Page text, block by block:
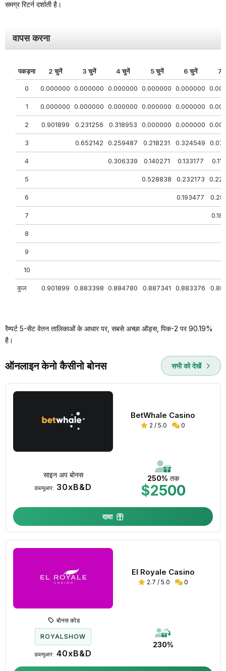
समग्र रिटर्न दर्शाती है।
वापस करना
पकड़ना 2 चुनें 3 चुनें 4 चुनें 5 चुनें 6 चुनें 7
0 0.000000 0.000000 0.000000 0.000000 0.000000
1 0.000000 0.000000 0.000000 0.000000 0.000000
2 0.901899 0.231256 0.318953 0.000000 0.000000
3 0.652142 0.259487 0.218231 0.324549
4 0.306339 0.140271 0.133177
5 0.528838 0.232173
6 0.193477
7
8
9
10
कुल 0.901899 0.883398 0.884780 0.887341 0.883376
रैम्पर्ट 5-सेंट वेतन तालिकाओं के आधार पर, सबसे अच्छा ऑड्स, पिक-2 पर 90.19%
है।
ऑनलाइन केनो कैसीनो बोनस सभी को देखें
BetWhale Casino
2 / 5.0 0
250% तक
$2500
साइन अप बोनस
डब्ल्यूआर: 30xB&D
दावा
El Royale Casino
2.7 / 5.0 0
230%
बोनस कोड
ROYALSHOW
डब्ल्यूआर: 40xB&D